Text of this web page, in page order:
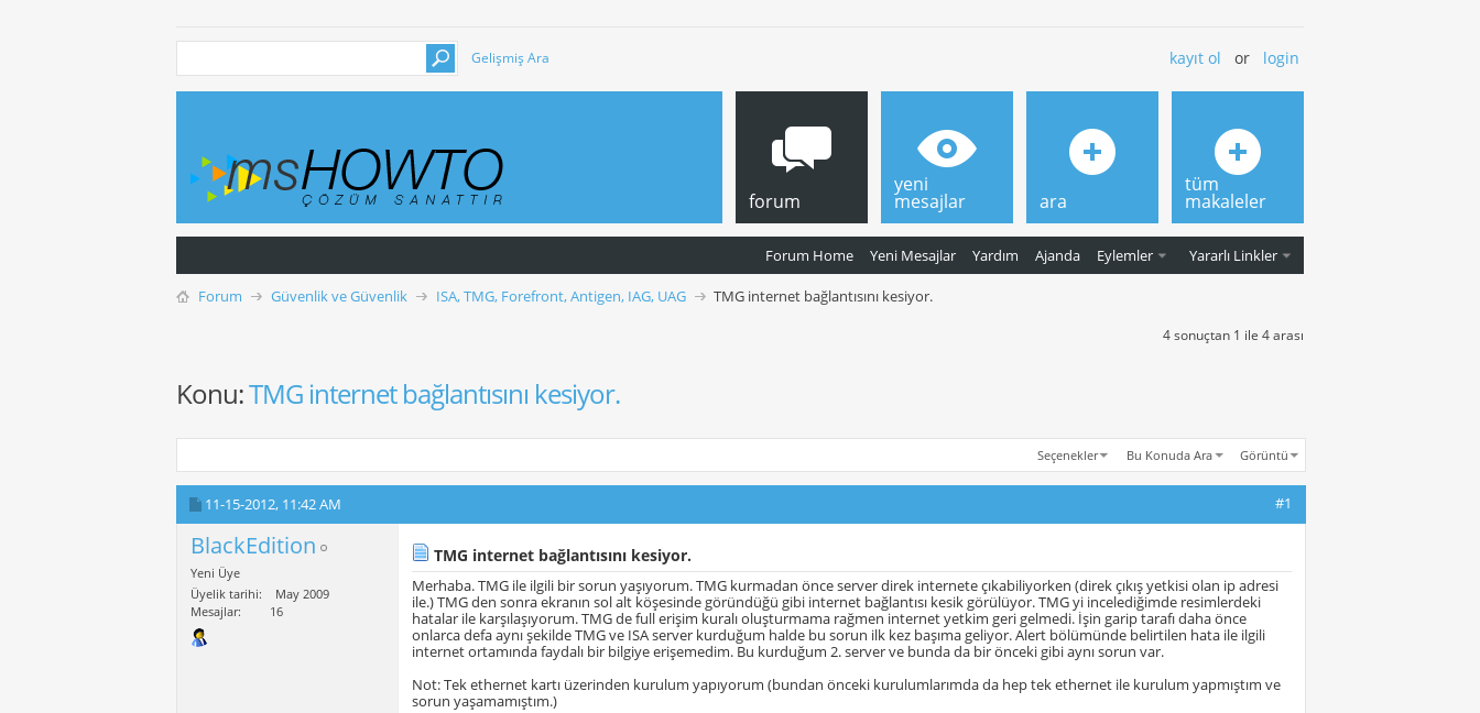
Gelişmiş Ara kayıt ol or login
forum
Forum Home Yeni Mesajlar Yardım Ajanda Eylemler Yararlı Linkler
yeni
mesajlar ara
tüm
makaleler
Forum Güvenlik ve Güvenlik ISA, TMG, Forefront, Antigen, IAG, UAG TMG internet bağlantısını kesiyor.
4 sonuçtan 1 ile 4 arası
Konu:TMG internet bağlantısını kesiyor.
Seçenekler Bu Konuda Ara Görüntü
11-15-2012, 11:42 AM #1
BlackEdition
Yeni Üye
Üyelik tarihi
May 2009
Mesajlar
16
TMG internet bağlantısını kesiyor.
Merhaba. TMG ile ilgili bir sorun yaşıyorum. TMG kurmadan önce server direk internete çıkabiliyorken (direk çıkış yetkisi olan ip adresi
ile.) TMG den sonra ekranın sol alt köşesinde göründüğü gibi internet bağlantısı kesik görülüyor. TMG yi incelediğimde resimlerdeki
hatalar ile karşılaşıyorum. TMG de full erişim kuralı oluşturmama rağmen internet yetkim geri gelmedi. İşin garip tarafı daha önce
onlarca defa aynı şekilde TMG ve ISA server kurduğum halde bu sorun ilk kez başıma geliyor. Alert bölümünde belirtilen hata ile ilgili
internet ortamında faydalı bir bilgiye erişemedim. Bu kurduğum 2. server ve bunda da bir önceki gibi aynı sorun var.
Not: Tek ethernet kartı üzerinden kurulum yapıyorum (bundan önceki kurulumlarımda da hep tek ethernet ile kurulum yapmıştım ve
sorun yaşamamıştım.)